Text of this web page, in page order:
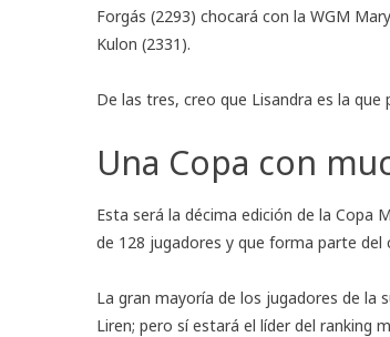
Forgás (2293) chocará con la WGM
Kulon (2331).
De las tres, creo que Lisandra es la
Una Copa con
Esta será la décima edición de la
de 128 jugadores y que forma parte
La gran mayoría de los jugadores de la
Liren; pero sí estará el líder del ranking